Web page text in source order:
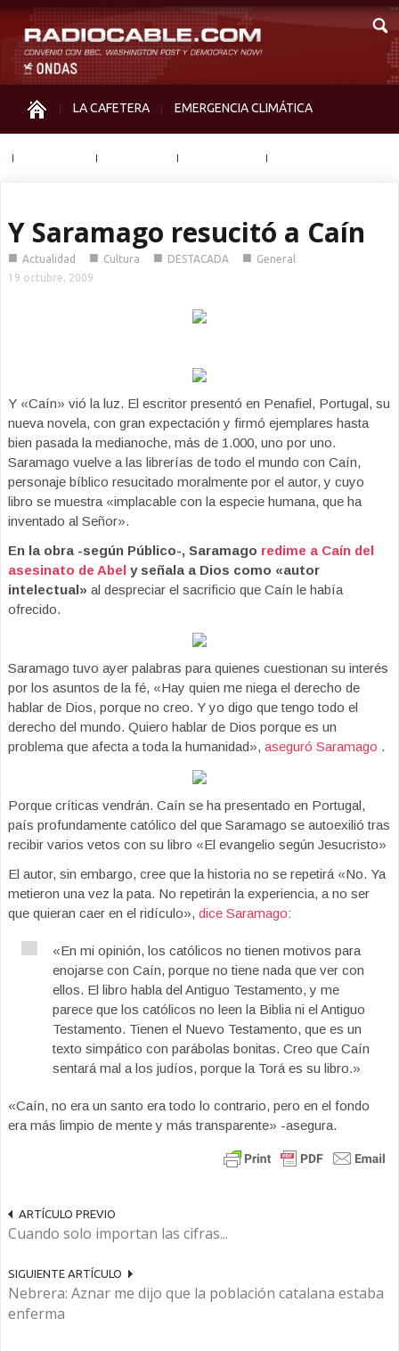
LA CAFETERA EMERGENCIA CLIMÁTICA
Y Saramago resucitó a Caín
■ Actualidad ■ Cultura ■ DESTACADA ■ General
19 octubre, 2009
Y «Caín» vió la luz. El escritor presentó en Penafiel, Portugal, su
nueva novela, con gran expectación y firmó ejemplares hasta
bien pasada la medianoche, más de 1.000, uno por uno.
Saramago vuelve a las librerías de todo el mundo con Caín,
personaje bíblico resucitado moralmente por el autor, y cuyo
libro se muestra «implacable con la especie humana, que ha
inventado al Señor».
En la obra -según Público-, Saramago redime a Caín del
asesinato de Abel y señala a Dios como «autor
intelectual» al despreciar el sacrificio que Caín le había
ofrecido.
Saramago tuvo ayer palabras para quienes cuestionan su interés
por los asuntos de la fé, «Hay quien me niega el derecho de
hablar de Dios, porque no creo. Y yo digo que tengo todo el
derecho del mundo. Quiero hablar de Dios porque es un
problema que afecta a toda la humanidad», aseguró Saramago .
Porque críticas vendrán. Caín se ha presentado en Portugal,
país profundamente católico del que Saramago se autoexilió tras
recibir varios vetos con su libro «El evangelio según Jesucristo»
El autor, sin embargo, cree que la historia no se repetirá «No. Ya
metieron una vez la pata. No repetirán la experiencia, a no ser
que quieran caer en el ridículo», dice Saramago:
«En mi opinión, los católicos no tienen motivos para
enojarse con Caín, porque no tiene nada que ver con
ellos. El libro habla del Antiguo Testamento, y me
parece que los católicos no leen la Biblia ni el Antiguo
Testamento. Tienen el Nuevo Testamento, que es un
texto simpático con parábolas bonitas. Creo que Caín
sentará mal a los judíos, porque la Torá es su libro.»
«Caín, no era un santo era todo lo contrario, pero en el fondo
era más limpio de mente y más transparente» -asegura.
ARTÍCULO PREVIO
Cuando solo importan las cifras...
SIGUIENTE ARTÍCULO
Nebrera: Aznar me dijo que la población catalana estaba
enferma